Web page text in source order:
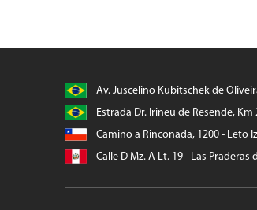
Av. Juscelino Kubitschek de
Estrada Dr. Irineu de Resende,
Camino a Rinconada, 1200 - Leto
Calle D Mz. A Lt. 19 - Las